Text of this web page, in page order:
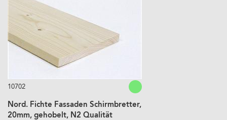
10702
Nord. Fichte Fassaden Schirmbretter,
20mm, gehobelt, N2 Qualität